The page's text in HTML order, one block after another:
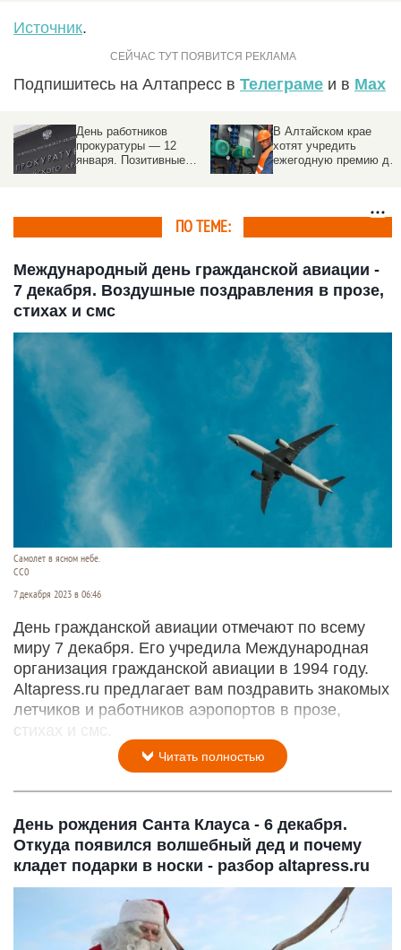
Источник.
Подпишитесь на Алтапресс в Телеграме и в Max
Роботы в кокошниках и
сельские богатыри. Как
Алтайский край
В Сысоев день 19
июля запрещено
ссориться и брать
ПО ТЕМЕ:
Международный день гражданской авиации -
7 декабря. Воздушные поздравления в прозе,
стихах и смс
Самолет в ясном небе.
СС0
7 декабря 2023 в 06:46
День гражданской авиации отмечают по всему
миру 7 декабря. Его учредила Международная
организация гражданской авиации в 1994 году.
Altapress.ru предлагает вам поздравить знакомых
летчиков и работников аэропортов в прозе,
стихах и смс.
Читать полностью
День рождения Санта Клауса - 6 декабря.
Откуда появился волшебный дед и почему
кладет подарки в носки - разбор altapress.ru